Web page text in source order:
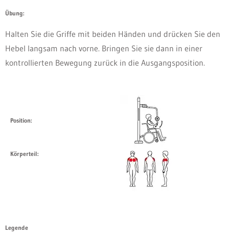
Übung:
Halten Sie die Griffe mit beiden Händen und drücken Sie den
Hebel langsam nach vorne. Bringen Sie sie dann in einer
kontrollierten Bewegung zurück in die Ausgangsposition.
Position:
Körperteil:
Legende